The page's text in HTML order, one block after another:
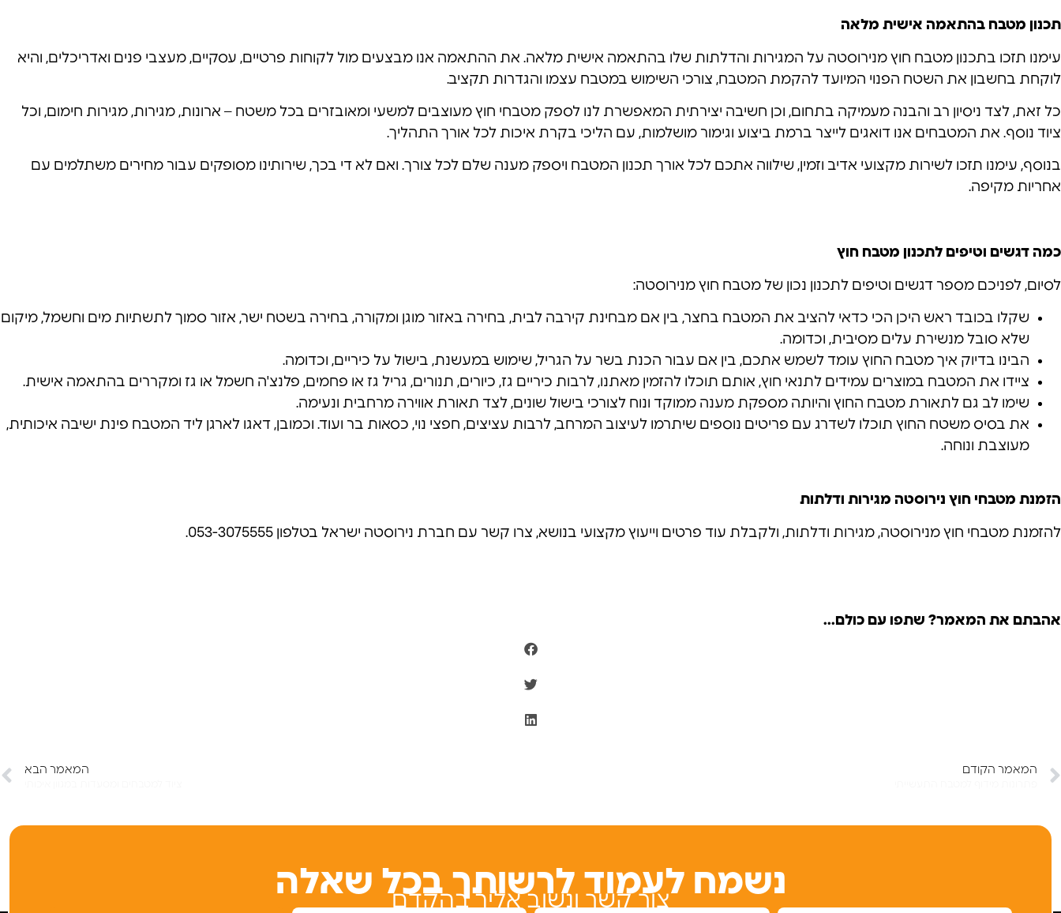
תכנון מטבח בהתאמה אישית מלאה
עימנו תזכו בתכנון מטבח חוץ מנירוסטה על המגירות והדלתות שלו בהתאמה אישית מלאה. את ההתאמה אנו מבצעים מול לקוחות פרטיים, עסקיים, מעצבי פנים ואדריכלים, והיא
לוקחת בחשבון את השטח הפנוי המיועד להקמת המטבח, צורכי השימוש במטבח עצמו והגדרות תקציב.
כל זאת, לצד ניסיון רב והבנה מעמיקה בתחום, וכן חשיבה יצירתית המאפשרת לנו לספק מטבחי חוץ מעוצבים למשעי ומאובזרים בכל משטח – ארונות, מגירות, מגירות חימום, וכל
ציוד נוסף. את המטבחים אנו דואגים לייצר ברמת ביצוע וגימור מושלמות, עם הליכי בקרת איכות לכל אורך התהליך.
בנוסף, עימנו תזכו לשירות מקצועי אדיב וזמין, שילווה אתכם לכל אורך תכנון המטבח ויספק מענה שלם לכל צורך. ואם לא די בכך, שירותינו מסופקים עבור מחירים משתלמים עם
אחריות מקיפה.
כמה דגשים וטיפים לתכנון מטבח חוץ
לסיום, לפניכם מספר דגשים וטיפים לתכנון נכון של מטבח חוץ מנירוסטה:
שקלו בכובד ראש היכן הכי כדאי להציב את המטבח בחצר, בין אם מבחינת קירבה לבית, בחירה באזור מוגן ומקורה, בחירה בשטח ישר, אזור סמוך לתשתיות מים וחשמל, מיקום
שלא סובל מנשירת עלים מסיבית, וכדומה.
הבינו בדיוק איך מטבח החוץ עומד לשמש אתכם, בין אם עבור הכנת בשר על הגריל, שימוש במעשנת, בישול על כיריים, וכדומה.
ציידו את המטבח במוצרים עמידים לתנאי חוץ, אותם תוכלו להזמין מאתנו, לרבות כיריים גז, כיורים, תנורים, גריל גז או פחמים, פלנצ'ה חשמל או גז ומקררים בהתאמה אישית.
שימו לב גם לתאורת מטבח החוץ והיותה מספקת מענה ממוקד ונוח לצורכי בישול שונים, לצד תאורת אווירה מרחבית ונעימה.
את בסיס משטח החוץ תוכלו לשדרג עם פריטים נוספים שיתרמו לעיצוב המרחב, לרבות עציצים, חפצי נוי, כסאות בר ועוד. וכמובן, דאגו לארגן ליד המטבח פינת ישיבה איכותית,
מעוצבת ונוחה.
הזמנת מטבחי חוץ נירוסטה מגירות ודלתות
להזמנת מטבחי חוץ מנירוסטה, מגירות ודלתות, ולקבלת עוד פרטים וייעוץ מקצועי בנושא, צרו קשר עם חברת נירוסטה ישראל בטלפון 053-3075555.
אהבתם את המאמר? שתפו עם כולם...
המאמר הקודם המאמר הבא
נשמח לעמוד לרשותך בכל שאלה
צור קשר ונשוב אליך בהקדם